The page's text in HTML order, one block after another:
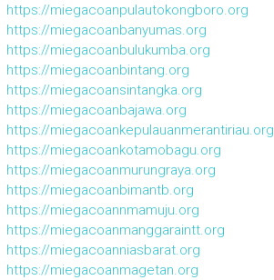
https://miegacoanpulautokongboro.org
https://miegacoanbanyumas.org
https://miegacoanbulukumba.org
https://miegacoanbintang.org
https://miegacoansintangka.org
https://miegacoanbajawa.org
https://miegacoankepulauanmerantiriau.org
https://miegacoankotamobagu.org
https://miegacoanmurungraya.org
https://miegacoanbimantb.org
https://miegacoannmamuju.org
https://miegacoanmanggaraintt.org
https://miegacoanniasbarat.org
https://miegacoanmagetan.org